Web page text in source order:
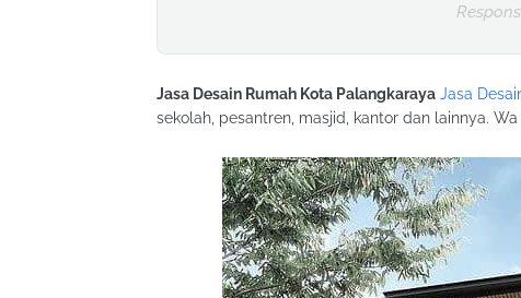
Jasa Desain Rumah Kota Palangkaraya Jasa
sekolah, pesantren, masjid, kantor dan lainnya.